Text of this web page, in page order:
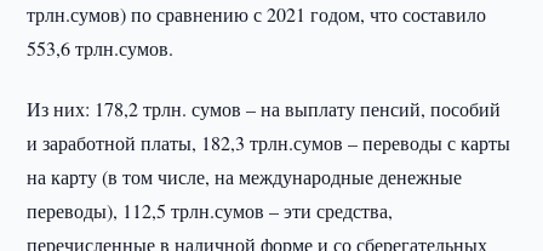
трлн.сумов) по сравнению с 2021 годом, что составило
553,6 трлн.сумов.
Из них: 178,2 трлн. сумов – на выплату пенсий, пособий
и заработной платы, 182,3 трлн.сумов – переводы с карты
на карту (в том числе, на международные денежные
переводы), 112,5 трлн.сумов – эти средства,
перечисленные в наличной форме и со сберегательных